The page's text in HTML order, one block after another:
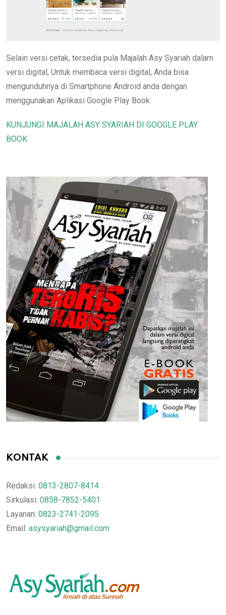
Selain versi cetak, tersedia pula Majalah Asy Syariah dalam
versi digital, Untuk membaca versi digital, Anda bisa
mengunduhnya di Smartphone Android anda dengan
menggunakan Aplikasi Google Play Book
KUNJUNGI MAJALAH ASY SYARIAH DI GOOGLE PLAY
BOOK
KONTAK
Redaksi: 0813-2807-8414
Sirkulasi: 0858-7852-5401
Layanan: 0823-2741-2095
Email: asysyariah@gmail.com